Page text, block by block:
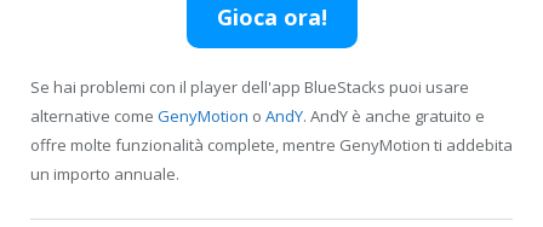
Gioca ora!
Se hai problemi con il player dell'app BlueStacks puoi usare
alternative come GenyMotion o AndY. AndY è anche gratuito e
offre molte funzionalità complete, mentre GenyMotion ti addebita
un importo annuale.